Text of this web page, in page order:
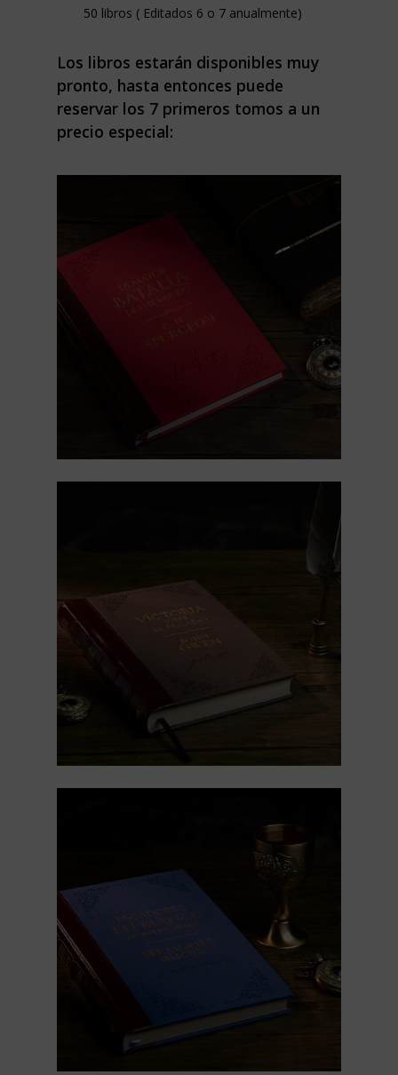
50 libros ( Editados 6 o 7 anualmente)
Los libros estarán disponibles muy
pronto, hasta entonces puede
reservar los 7 primeros tomos a un
precio especial: